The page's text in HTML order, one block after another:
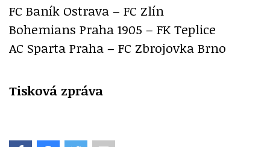
FC Baník Ostrava – FC Zlín
Bohemians Praha 1905 – FK Teplice
AC Sparta Praha – FC Zbrojovka Brno
Tisková zpráva